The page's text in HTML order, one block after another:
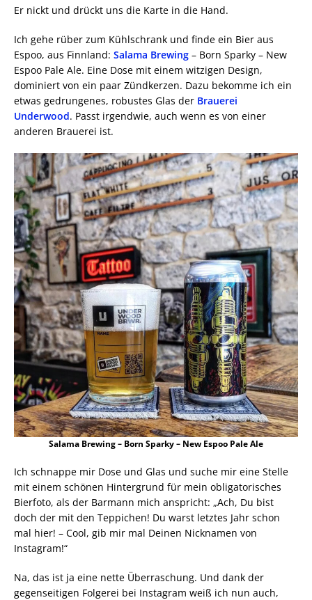
Er nickt und drückt uns die Karte in die Hand.
Ich gehe rüber zum Kühlschrank und finde ein Bier aus
Espoo, aus Finnland: Salama Brewing – Born Sparky – New
Espoo Pale Ale. Eine Dose mit einem witzigen Design,
dominiert von ein paar Zündkerzen. Dazu bekomme ich ein
etwas gedrungenes, robustes Glas der Brauerei
Underwood. Passt irgendwie, auch wenn es von einer
anderen Brauerei ist.
Salama Brewing – Born Sparky – New Espoo Pale Ale
Ich schnappe mir Dose und Glas und suche mir eine Stelle
mit einem schönen Hintergrund für mein obligatorisches
Bierfoto, als der Barmann mich anspricht: „Ach, Du bist
doch der mit den Teppichen! Du warst letztes Jahr schon
mal hier! – Cool, gib mir mal Deinen Nicknamen von
Instagram!“
Na, das ist ja eine nette Überraschung. Und dank der
gegenseitigen Folgerei bei Instagram weiß ich nun auch,